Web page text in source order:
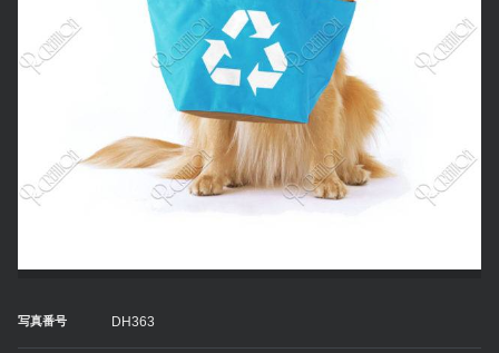
写真番号 DH363